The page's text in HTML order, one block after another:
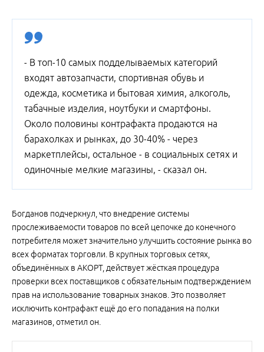
- В топ-10 самых подделываемых категорий
входят автозапчасти, спортивная обувь и
одежда, косметика и бытовая химия, алкоголь,
табачные изделия, ноутбуки и смартфоны.
Около половины контрафакта продаются на
барахолках и рынках, до 30-40% - через
маркетплейсы, остальное - в социальных сетях и
одиночные мелкие магазины, - сказал он.
Богданов подчеркнул, что внедрение системы
прослеживаемости товаров по всей цепочке до конечного
потребителя может значительно улучшить состояние рынка во
всех форматах торговли. В крупных торговых сетях,
объединённых в АКОРТ, действует жёсткая процедура
проверки всех поставщиков с обязательным подтверждением
прав на использование товарных знаков. Это позволяет
исключить контрафакт ещё до его попадания на полки
магазинов, отметил он.